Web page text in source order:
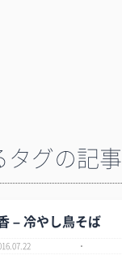
タグの記事
– 冷やし鳥そば